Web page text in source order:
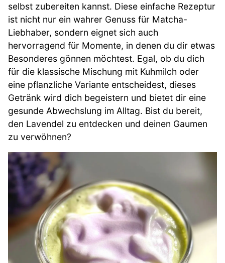
selbst zubereiten kannst. Diese einfache Rezeptur
ist nicht nur ein wahrer Genuss für Matcha-
Liebhaber, sondern eignet sich auch
hervorragend für Momente, in denen du dir etwas
Besonderes gönnen möchtest. Egal, ob du dich
für die klassische Mischung mit Kuhmilch oder
eine pflanzliche Variante entscheidest, dieses
Getränk wird dich begeistern und bietet dir eine
gesunde Abwechslung im Alltag. Bist du bereit,
den Lavendel zu entdecken und deinen Gaumen
zu verwöhnen?